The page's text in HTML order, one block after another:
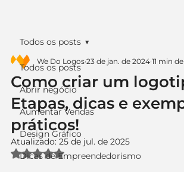
Todos os posts
Abrir negócio
Aumentar Vendas
Design Gráfico
Dicas de Empreendedorismo
Todos os posts
Como criar um
Etapas, dicas e
práticos!
We Do Logos 23 de jan. de 2024 11 min
Atualizado: 25 de jul. de 2025
Avaliado com NaN de 5 estrelas.